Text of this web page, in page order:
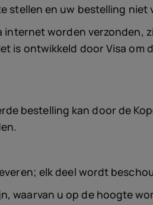
stellen en uw bestelling
internet worden
is ontwikkeld door Visa
bestelling kan door de
elk deel wordt
waarvan u op de hoogte